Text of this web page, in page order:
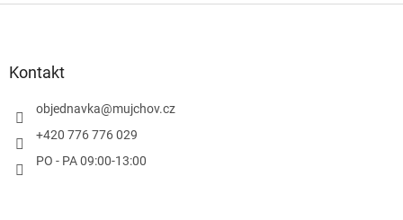
Kontakt
objednavka@mujchov.cz
+420 776 776 029
PO - PA 09:00-13:00